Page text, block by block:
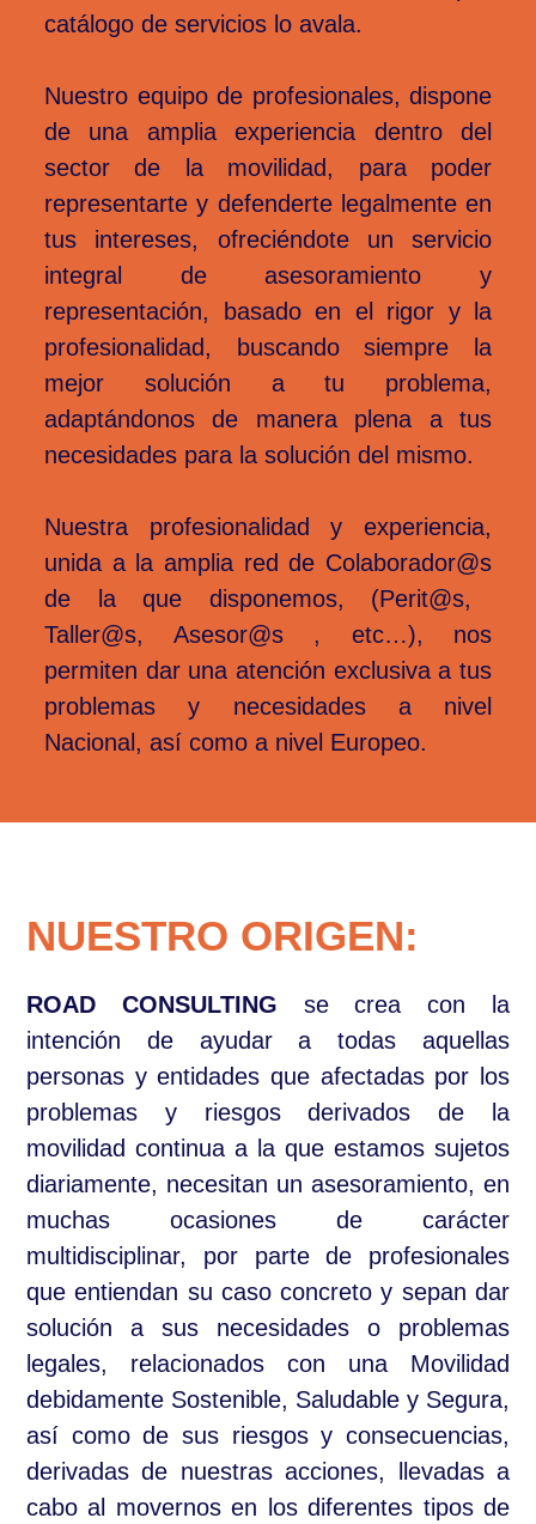
catálogo de servicios lo avala.
Nuestro equipo de profesionales, dispone
de una amplia experiencia dentro del
sector de la movilidad, para poder
representarte y defenderte legalmente en
tus intereses, ofreciéndote un servicio
integral de asesoramiento y
representación, basado en el rigor y la
profesionalidad, buscando siempre la
mejor solución a tu problema,
adaptándonos de manera plena a tus
necesidades para la solución del mismo.
Nuestra profesionalidad y experiencia,
unida a la amplia red de Colaborador@s
de la que disponemos, (Perit@s,
Taller@s, Asesor@s , etc…), nos
permiten dar una atención exclusiva a tus
problemas y necesidades a nivel
Nacional, así como a nivel Europeo.
NUESTRO ORIGEN:
ROAD CONSULTING se crea con la
intención de ayudar a todas aquellas
personas y entidades que afectadas por los
problemas y riesgos derivados de la
movilidad continua a la que estamos sujetos
diariamente, necesitan un asesoramiento, en
muchas ocasiones de carácter
multidisciplinar, por parte de profesionales
que entiendan su caso concreto y sepan dar
solución a sus necesidades o problemas
legales, relacionados con una Movilidad
debidamente Sostenible, Saludable y Segura,
así como de sus riesgos y consecuencias,
derivadas de nuestras acciones, llevadas a
cabo al movernos en los diferentes tipos de